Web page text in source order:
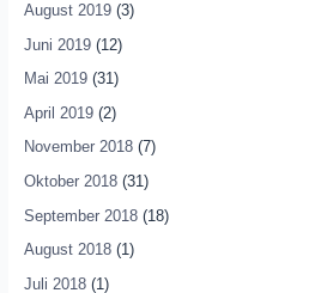
August 2019(3)
Juni 2019(12)
Mai 2019(31)
April 2019(2)
November 2018(7)
Oktober 2018(31)
September 2018(18)
August 2018(1)
Juli 2018(1)